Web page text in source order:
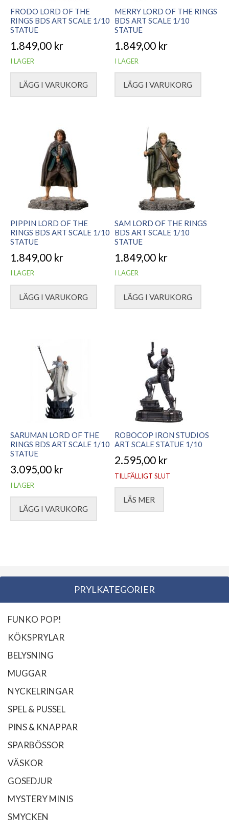
FRODO LORD OF THE
RINGS BDS ART SCALE 1/10
STATUE
1.849,00 kr
I LAGER
LÄGG I VARUKORG
MERRY LORD OF THE RINGS
BDS ART SCALE 1/10
STATUE
1.849,00 kr
I LAGER
LÄGG I VARUKORG
PIPPIN LORD OF THE
RINGS BDS ART SCALE 1/10
STATUE
1.849,00 kr
I LAGER
LÄGG I VARUKORG
SAM LORD OF THE RINGS
BDS ART SCALE 1/10
STATUE
1.849,00 kr
I LAGER
LÄGG I VARUKORG
SARUMAN LORD OF THE
RINGS BDS ART SCALE 1/10
STATUE
3.095,00 kr
I LAGER
LÄGG I VARUKORG
ROBOCOP IRON STUDIOS
ART SCALE STATUE 1/10
2.595,00 kr
TILLFÄLLIGT SLUT
LÄS MER
PRYLKATEGORIER
FUNKO POP!
KÖKSPRYLAR
BELYSNING
MUGGAR
NYCKELRINGAR
SPEL & PUSSEL
PINS & KNAPPAR
SPARBÖSSOR
VÄSKOR
GOSEDJUR
MYSTERY MINIS
SMYCKEN